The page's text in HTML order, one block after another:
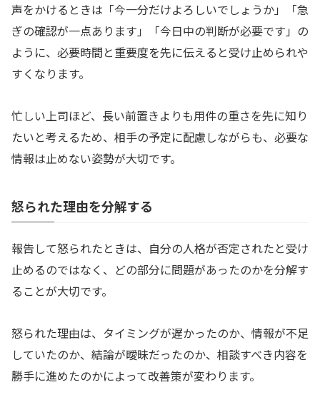
声をかけるときは「今一分だけよろしいでしょうか」「急
ぎの確認が一点あります」「今日中の判断が必要です」の
ように、必要時間と重要度を先に伝えると受け止められや
すくなります。
忙しい上司ほど、長い前置きよりも用件の重さを先に知り
たいと考えるため、相手の予定に配慮しながらも、必要な
情報は止めない姿勢が大切です。
怒られた理由を分解する
報告して怒られたときは、自分の人格が否定されたと受け
止めるのではなく、どの部分に問題があったのかを分解す
ることが大切です。
怒られた理由は、タイミングが遅かったのか、情報が不足
していたのか、結論が曖昧だったのか、相談すべき内容を
勝手に進めたのかによって改善策が変わります。